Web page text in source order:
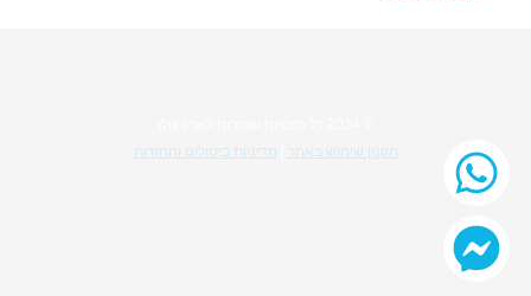
תקנון שימוש באתר
מדיניות ביטולים והחזרות